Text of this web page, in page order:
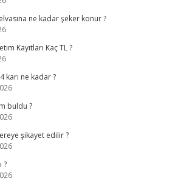
ne kadar şeker konur ?
Kayıtları Kaç TL ?
karı ne kadar ?
buldu ?
şikayet edilir ?
?